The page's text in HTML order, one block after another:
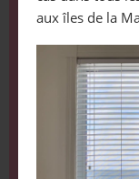
aux îles de la